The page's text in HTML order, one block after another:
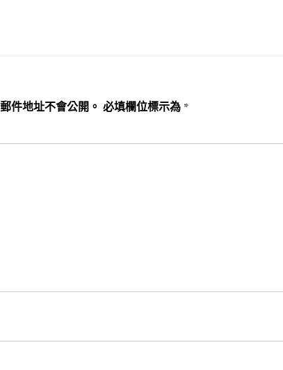
件地址不會公開。 必填欄位標示為 *